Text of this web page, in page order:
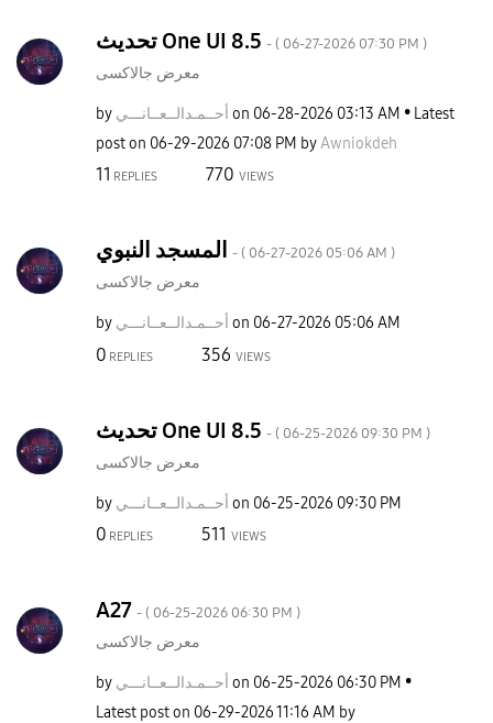
تحديث One UI 8.5 - ( ‎06-27-2026 07:30 PM )
معرض جالاكسى
by أحــمـدالــعــانـــي on ‎06-28-2026 03:13 AM
Latest
post on ‎06-29-2026 07:08 PM byAwniokdeh
11 REPLIES 770 VIEWS
- ( ‎06-27-2026 05:06 AM )
معرض جالاكسى
by أحــمـدالــعــانـــي on ‎06-27-2026 05:06 AM
0 REPLIES 356 VIEWS
تحديث One UI 8.5 - ( ‎06-25-2026 09:30 PM )
معرض جالاكسى
by أحــمـدالــعــانـــي on ‎06-25-2026 09:30 PM
0 REPLIES 511 VIEWS
A27 - ( ‎06-25-2026 06:30 PM )
معرض جالاكسى
by أحــمـدالــعــانـــي on ‎06-25-2026 06:30 PM
Latest post on ‎06-29-202611:16 AM by